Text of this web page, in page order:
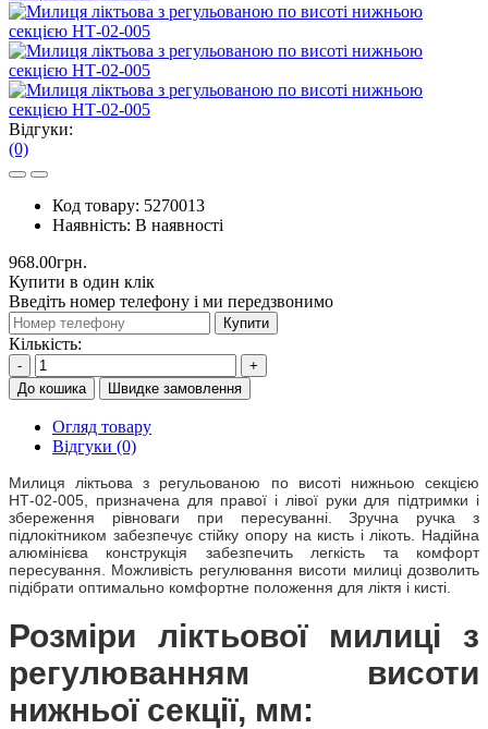
Відгуки:
(0)
Код товару: 5270013
Наявність: В наявності
968.00грн.
Купити в один клік
Введіть номер телефону і ми передзвонимо
Купити
Кількість:
-
+
До кошика
Швидке замовлення
Огляд товару
Відгуки (0)
Милиця ліктьова з регульованою по висоті нижньою секцією
НТ-02-005, призначена для правої і лівої руки для підтримки і
збереження рівноваги при пересуванні. Зручна ручка з
підлокітником забезпечує стійку опору на кисть і лікоть. Надійна
алюмінієва конструкція забезпечить легкість та комфорт
пересування. Можливість регулювання висоти милиці дозволить
підібрати оптимально комфортне положення для ліктя і кисті.
Розміри ліктьової милиці з
регулюванням висоти
нижньої секції, мм: